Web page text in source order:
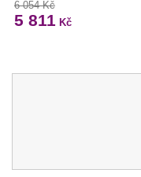
6 054 Kč
5 811 Kč